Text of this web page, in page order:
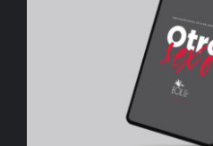
AÑADIR AL